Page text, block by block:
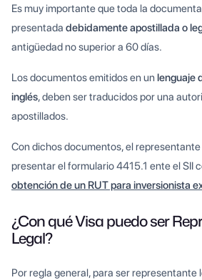
Es muy importante que toda la
presentada debidamente apostillada o
antigüedad no superior a 60 días.
Los documentos emitidos en un lenguaje
inglés, deben ser traducidos por una
apostillados.
Con dichos documentos, el
presentar el formulario 4415.1 ente el SII
obtención de un RUT para inversionista
¿Con qué Visa puedo ser
Legal?
Por regla general, para ser representante